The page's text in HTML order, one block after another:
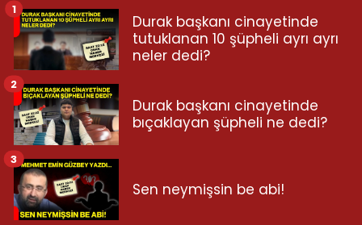
Durak başkanı cinayetinde
tutuklanan 10 şüpheli ayrı ayrı
neler dedi?
1
Durak başkanı cinayetinde
bıçaklayan şüpheli ne dedi?
2
Sen neymişsin be abi!
3